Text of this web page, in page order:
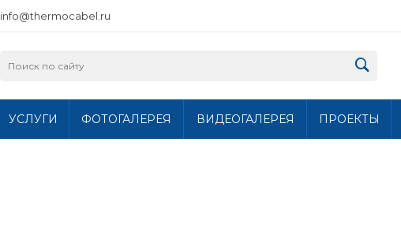
info@thermocabel.ru
УСЛУГИ ФОТОГАЛЕРЕЯ ВИДЕОГАЛЕРЕЯ ПРОЕКТЫ